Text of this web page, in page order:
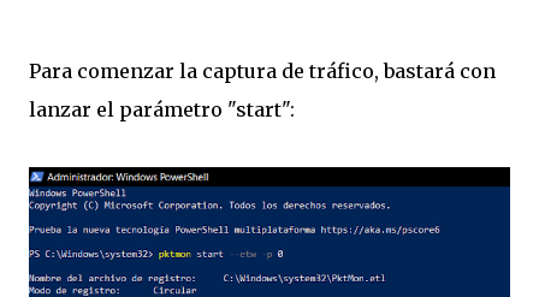
Para comenzar la captura de tráfico, bastará con
lanzar el parámetro "start":